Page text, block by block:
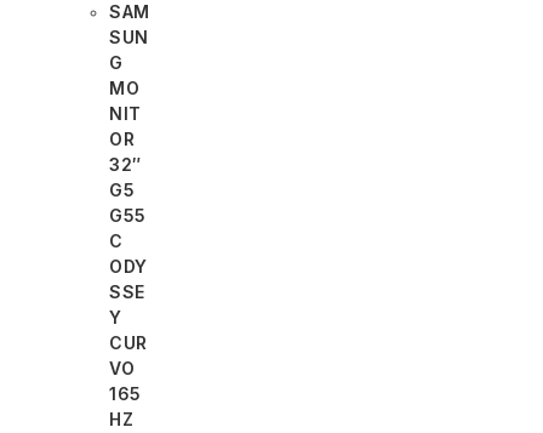
SAM
SUN
G
MO
NIT
OR
32″
G5
G55
C
ODY
SSE
Y
CUR
VO
165
HZ